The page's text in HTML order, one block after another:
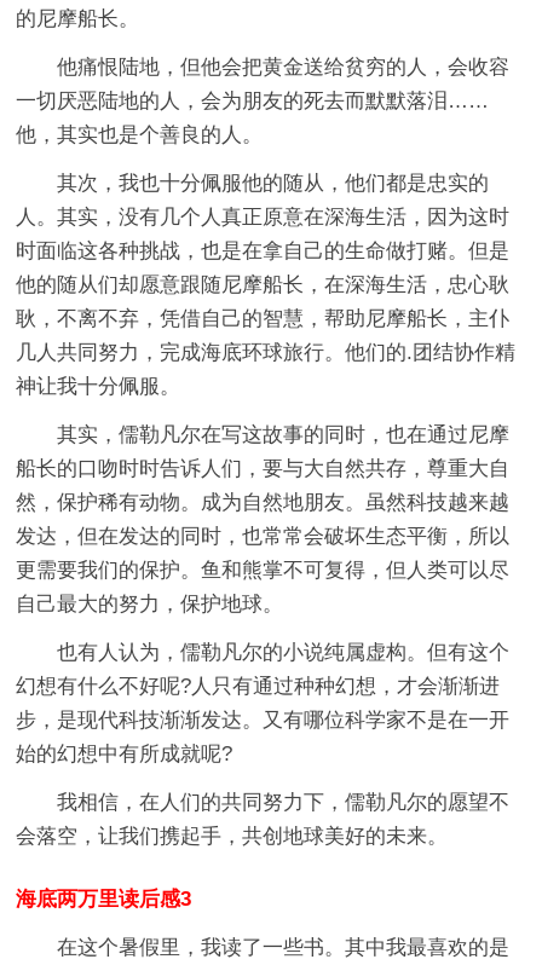
的尼摩船长。
他痛恨陆地，但他会把黄金送给贫穷的人，会收容
一切厌恶陆地的人，会为朋友的死去而默默落泪……
他，其实也是个善良的人。
其次，我也十分佩服他的随从，他们都是忠实的
人。其实，没有几个人真正原意在深海生活，因为这时
时面临这各种挑战，也是在拿自己的生命做打赌。但是
他的随从们却愿意跟随尼摩船长，在深海生活，忠心耿
耿，不离不弃，凭借自己的智慧，帮助尼摩船长，主仆
几人共同努力，完成海底环球旅行。他们的.团结协作精
神让我十分佩服。
其实，儒勒凡尔在写这故事的同时，也在通过尼摩
船长的口吻时时告诉人们，要与大自然共存，尊重大自
然，保护稀有动物。成为自然地朋友。虽然科技越来越
发达，但在发达的同时，也常常会破坏生态平衡，所以
更需要我们的保护。鱼和熊掌不可复得，但人类可以尽
自己最大的努力，保护地球。
也有人认为，儒勒凡尔的小说纯属虚构。但有这个
幻想有什么不好呢?人只有通过种种幻想，才会渐渐进
步，是现代科技渐渐发达。又有哪位科学家不是在一开
始的幻想中有所成就呢?
我相信，在人们的共同努力下，儒勒凡尔的愿望不
会落空，让我们携起手，共创地球美好的未来。
海底两万里读后感3
在这个暑假里，我读了一些书。其中我最喜欢的是